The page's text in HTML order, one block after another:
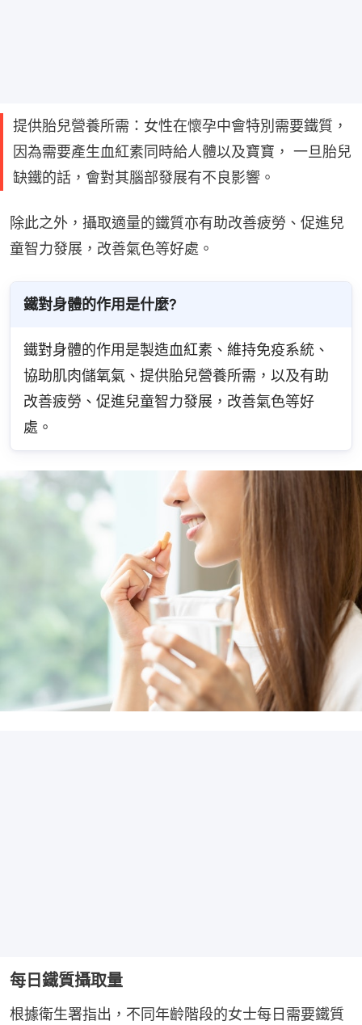
提供胎兒營養所需：女性在懷孕中會特別需要鐵質，
因為需要產生血紅素同時給人體以及寶寶， 一旦胎兒
缺鐵的話，會對其腦部發展有不良影響。
除此之外，攝取適量的鐵質亦有助改善疲勞、促進兒
童智力發展，改善氣色等好處。
鐵對身體的作用是什麼?
鐵對身體的作用是製造血紅素、維持免疫系統、
協助肌肉儲氧氣、提供胎兒營養所需，以及有助
改善疲勞、促進兒童智力發展，改善氣色等好
處。
每日鐵質攝取量
根據衛生署指出，不同年齡階段的女士每日需要鐵質